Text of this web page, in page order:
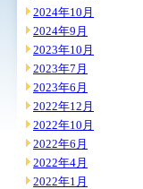
2024年10月
2024年9月
2023年10月
2023年7月
2023年6月
2022年12月
2022年10月
2022年6月
2022年4月
2022年1月